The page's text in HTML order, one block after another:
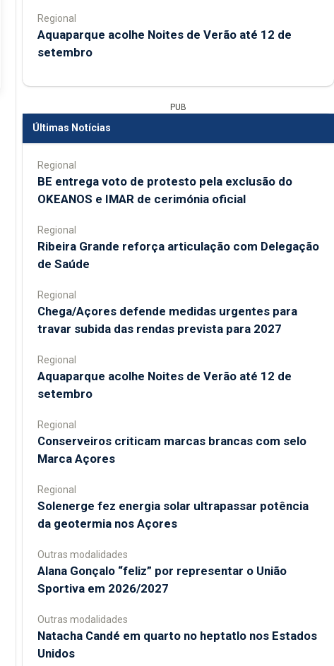
Regional
Aquaparque acolhe Noites de Verão até 12 de
setembro
PUB
Últimas Notícias
Regional
BE entrega voto de protesto pela exclusão do
OKEANOS e IMAR de cerimónia oficial
Regional
Ribeira Grande reforça articulação com Delegação
de Saúde
Regional
Chega/Açores defende medidas urgentes para
travar subida das rendas prevista para 2027
Regional
Aquaparque acolhe Noites de Verão até 12 de
setembro
Regional
Conserveiros criticam marcas brancas com selo
Marca Açores
Regional
Solenerge fez energia solar ultrapassar potência
da geotermia nos Açores
Outras modalidades
Alana Gonçalo “feliz” por representar o União
Sportiva em 2026/2027
Outras modalidades
Natacha Candé em quarto no heptatlo nos Estados
Unidos